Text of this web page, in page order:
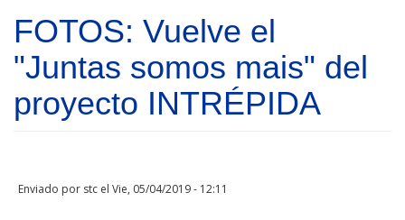
FOTOS: Vuelve el
"Juntas somos mais" del
proyecto INTRÉPIDA
Enviado por stc el Vie, 05/04/2019 - 12:11